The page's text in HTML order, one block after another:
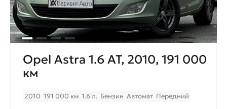
Opel Astra 1.6 AT, 2010, 191 000
км
2010 191 000 км 1.6 л. Бензин Автомат Передний